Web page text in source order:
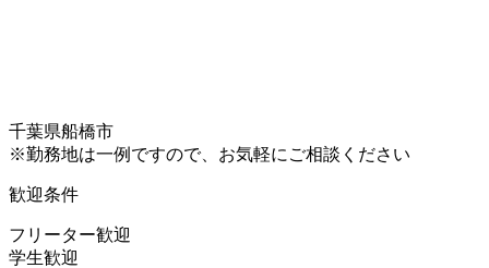
千葉県船橋市
※勤務地は一例ですので、お気軽にご相談ください
歓迎条件
フリーター歓迎
学生歓迎